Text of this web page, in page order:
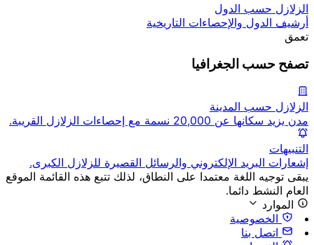
الزلازل حسب الدول
أرشيف الدول والإحصاءات التاريخية
تعمق
تصفح حسب الجغرافيا
الزلازل حسب المدينة
مدن يزيد سكانها عن 20,000 نسمة مع إحصاءات الزلازل القريبة.
التنبيهات
إشعارات البريد الإلكتروني والرسائل القصيرة للزلازل الكبرى.
يبقى توجيه اللغة معتمدا على النطاق، لذلك تتبع هذه القائمة الموقع
العام النشط دائما.
الموارد
الخصوصية
اتصل بنا